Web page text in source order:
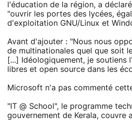
l'éducation de la région, a
"ouvrir les portes des lycées,
d'exploitation GNU/Linux et
Avant d'ajouter : "Nous nous
de multinationales quel que soit
[...] Idéologiquement, je soutiens
libres et open source dans les
Microsoft n'a pas commenté
"IT @ School", le programme
gouvernement de Kerala, couvre